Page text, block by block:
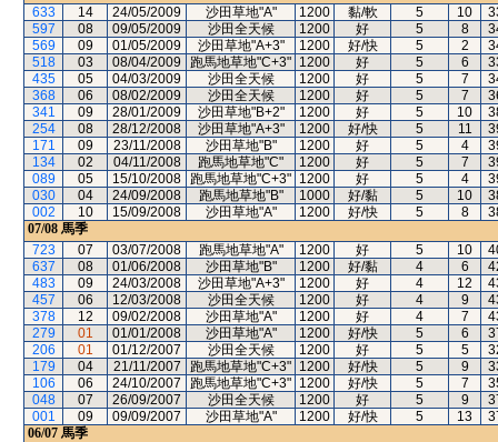
633
14 24/05/2009 沙田草地"A" 1200 黏/軟 5 10
597
08 09/05/2009 沙田全天候 1200 好 5 8
569
09 01/05/2009 沙田草地"A+3" 1200 好/快 5 2
518
03 08/04/2009 跑馬地草地"C+3" 1200 好 5 6
435
05 04/03/2009 沙田全天候 1200 好 5 7
368
06 08/02/2009 沙田全天候 1200 好 5 7
341
09 28/01/2009 沙田草地"B+2" 1200 好 5 10
254
08 28/12/2008 沙田草地"A+3" 1200 好/快 5 11
171
09 23/11/2008 沙田草地"B" 1200 好 5 4
134
02 04/11/2008 跑馬地草地"C" 1200 好 5 7
089
05 15/10/2008 跑馬地草地"C+3" 1200 好 5 4
030
04 24/09/2008 跑馬地草地"B" 1000 好/黏 5 10
002
10 15/09/2008 沙田草地"A" 1200 好/快 5 8
07/08 馬季
723
07 03/07/2008 跑馬地草地"A" 1200 好 5 10
637
08 01/06/2008 沙田草地"B" 1200 好/黏 4 6
483
09 24/03/2008 沙田草地"A+3" 1200 好 4 12
457
06 12/03/2008 沙田全天候 1200 好 4 9
378
12 09/02/2008 沙田草地"A" 1200 好 4 7
279
01 01/01/2008 沙田草地"A" 1200 好/快 5 6
206
01 01/12/2007 沙田全天候 1200 好 5 5
179
04 21/11/2007 跑馬地草地"C+3" 1200 好/快 5 9
106
06 24/10/2007 跑馬地草地"C+3" 1200 好/快 5 7
048
07 26/09/2007 沙田全天候 1200 好 5 9
001
09 09/09/2007 沙田草地"A" 1200 好/快 5 13
06/07 馬季